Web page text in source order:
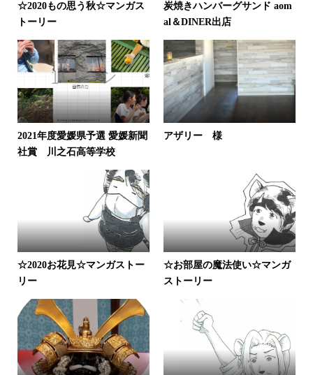
☆2020もの思う秋☆マンガス
トーリー
炭焼きハンバーグサンド aom
al＆DINER出店
2021年度愛媛県予選 愛媛新聞
社賞 川之石高等学校
アザリー 様
☆2020お花見☆マンガストー
リー
☆お部屋の魔法使い☆マンガ
ストーリー